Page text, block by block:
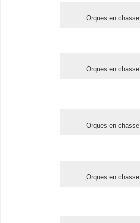
Orques en chasse
Orques en chasse
Orques en chasse
Orques en chasse